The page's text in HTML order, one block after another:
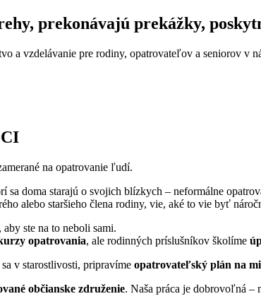
prekonávajú prekážky,
a vzdelávanie pre rodiny, opatrovateľov a seniorov v
na opatrovanie ľudí.
sa doma starajú o svojich blízkych – neformálne
alebo staršieho člena rodiny, vie, aké to vie byť
ste na to neboli sami.
opatrovania, ale rodinných príslušníkov školíme
v starostlivosti, pripravíme opatrovateľský plán na
občianske združenie. Naša práca je dobrovoľná –